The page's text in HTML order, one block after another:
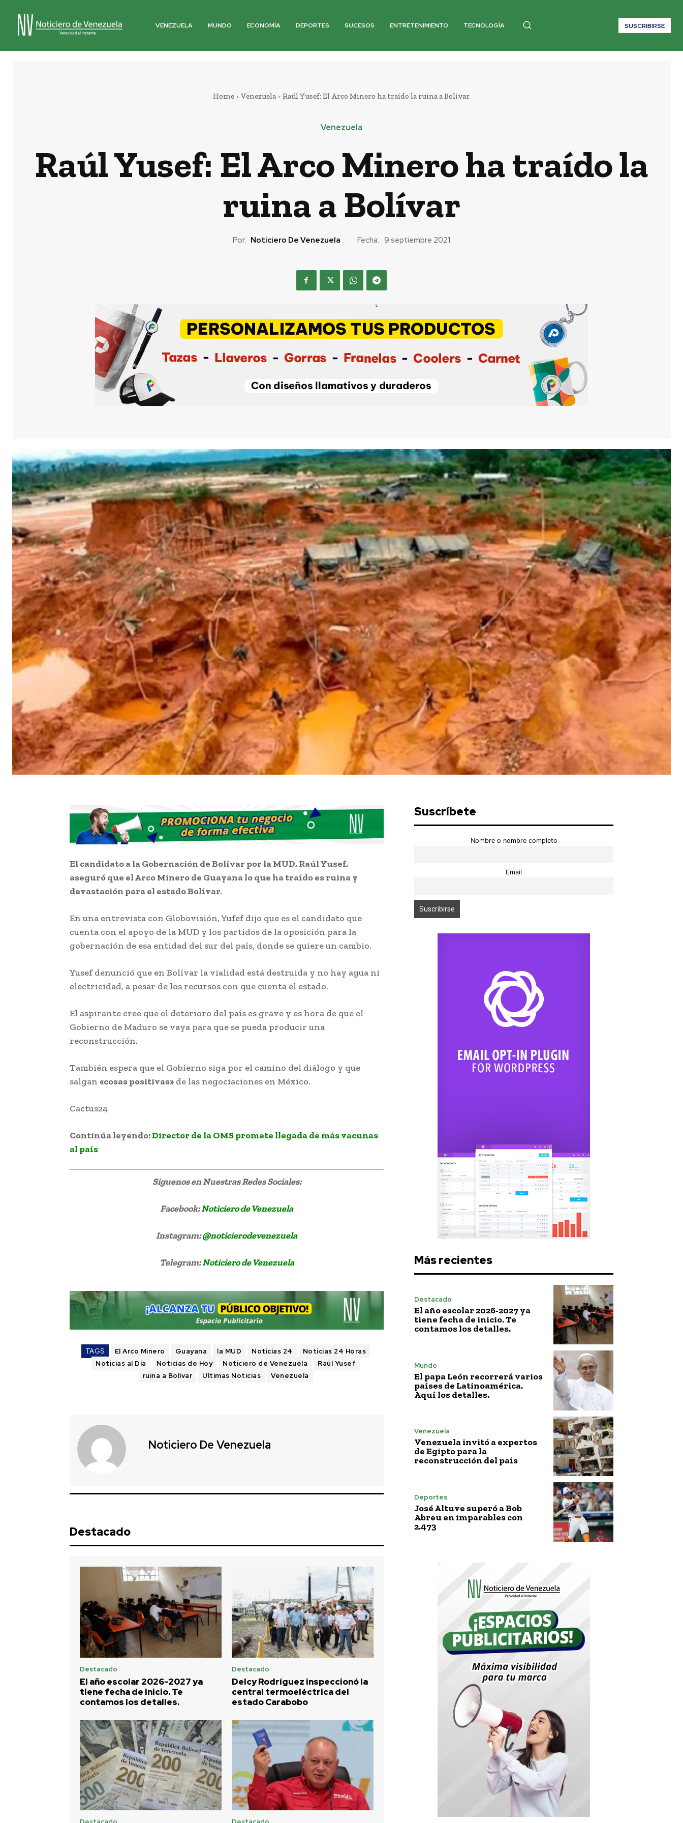
VENEZUELA MUNDO ECONOMÍA DEPORTES SUCESOS ENTRETENIMIENTO TECNOLOGÍA SUSCRIBIRSE
Home Venezuela Raúl Yusef: El Arco Minero ha traído la ruina a Bolívar
Venezuela
Raúl Yusef: El Arco Minero ha traído la
ruina a Bolívar
Por: Noticiero De Venezuela Fecha: 9 septiembre 2021
El candidato a la Gobernación de Bolívar por la MUD, Raúl Yusef,
aseguró que el Arco Minero de Guayana lo que ha traído es ruina y
devastación para el estado Bolívar.
En una entrevista con Globovisión, Yufef dijo que es el candidato que
cuenta con el apoyo de la MUD y los partidos de la oposición para la
gobernación de esa entidad del sur del país, donde se quiere un cambio.
Yusef denunció que en Bolívar la vialidad está destruida y no hay agua ni
electricidad, a pesar de los recursos con que cuenta el estado.
El aspirante cree que el deterioro del país es grave y es hora de que el
Gobierno de Maduro se vaya para que se pueda producir una
reconstrucción.
También espera que el Gobierno siga por el camino del diálogo y que
salgan «cosas positivas» de las negociaciones en México.
Cactus24
Continúa leyendo:Director de la OMS promete llegada de más vacunas
al país
Síguenosen Nuestras Redes Sociales:
Facebook:Noticiero de Venezuela
Instagram:@noticierodevenezuela
Telegram:Noticiero de Venezuela
TAGS El Arco Minero Guayana la MUD Noticias 24
Noticias 24 Horas
Noticias al Día
Noticias de Hoy Noticiero de Venezuela
Raúl Yusef
ruina a Bolívar
Ultimas Noticias Venezuela
Noticiero De Venezuela
Destacado
Destacado
El año escolar 2026-2027 ya
tiene fecha de inicio. Te
contamos los detalles.
Destacado
Delcy Rodríguez inspeccionó la
central termoeléctrica del
estado Carabobo
Suscríbete
Nombre o nombre completo
Email
Más recientes
Destacado
El año escolar 2026-2027 ya
tiene fecha de inicio. Te
contamos los detalles.
Mundo
El papa León recorrerá varios
países de Latinoamérica.
Aquí los detalles.
Venezuela
Venezuela invitó a expertos
de Egipto para la
reconstrucción del país
Deportes
José Altuve superó a Bob
Abreu en imparables con
2.473